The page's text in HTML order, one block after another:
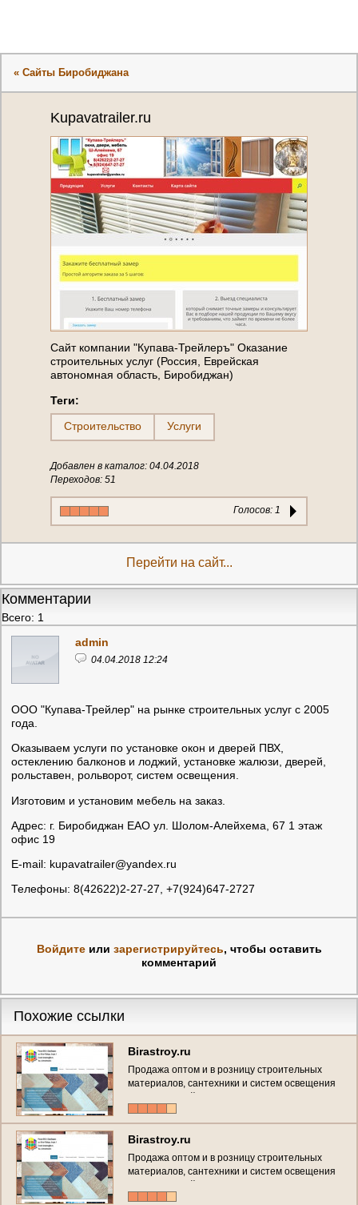
« Сайты Биробиджана
Kupavatrailer.ru
Сайт компании "Купава-Трейлеръ" Оказание
строительных услуг (Россия, Еврейская
автономная область, Биробиджан)
Теги:
Строительство
Услуги
Добавлен в каталог: 04.04.2018
Переходов: 51
Голосов: 1
Перейти на сайт...
Комментарии
Всего: 1
admin
04.04.2018 12:24
ООО "Купава-Трейлер" на рынке строительных услуг с 2005
года.
Оказываем услуги по установке окон и дверей ПВХ,
остеклению балконов и лоджий, установке жалюзи, дверей,
рольставен, рольворот, систем освещения.
Изготовим и установим мебель на заказ.
Адрес: г. Биробиджан ЕАО ул. Шолом-Алейхема, 67 1 этаж
офис 19
E-mail: kupavatrailer@yandex.ru
Телефоны: 8(42622)2-27-27, +7(924)647-2727
Войдитеили зарегистрируйтесь, чтобы оставить
комментарий
Похожие ссылки
Birastroy.ru
Продажа оптом и в розницу строительных
материалов, сантехники и систем освещения
(Россия, Еврейская автономная область,
Birastroy.ru
Продажа оптом и в розницу строительных
материалов, сантехники и систем освещения
(Россия, Еврейская автономная область,